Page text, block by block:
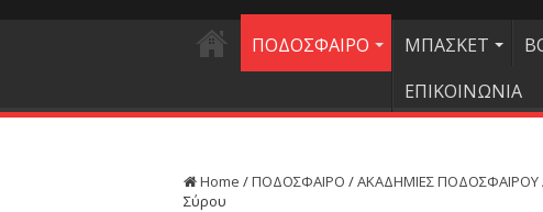
ΠΟΔΟΣΦΑΙΡΟ ΜΠΑΣΚΕΤ
ΕΠΙΚΟΙΝΩΝΙΑ
Home /ΠΟΔΟΣΦΑΙΡΟ /ΑΚΑΔΗΜΙΕΣ ΠΟΔΟΣΦΑΙΡΟΥ
Σύρου